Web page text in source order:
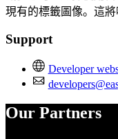
現有的標籤圖像。這將
Support
Developer
Our Partners